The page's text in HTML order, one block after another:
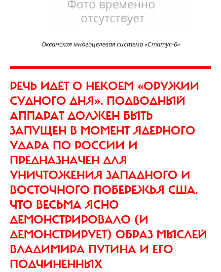
Океанская многоцелевая система«Статус-6»
РЕЧЬ ИДЕТ О НЕКОЕМ «ОРУЖИИ
СУДНОГО ДНЯ». ПОДВОДНЫЙ
АППАРАТ ДОЛЖЕН БЫТЬ
ЗАПУЩЕН В МОМЕНТ ЯДЕРНОГО
УДАРА ПО РОССИИ И
ПРЕДНАЗНАЧЕН ДЛЯ
УНИЧТОЖЕНИЯ ЗАПАДНОГО И
ВОСТОЧНОГО ПОБЕРЕЖЬЯ США.
ЧТО ВЕСЬМА ЯСНО
ДЕМОНСТРИРОВАЛО (И
ДЕМОНСТРИРУЕТ) ОБРАЗ МЫСЛЕЙ
ВЛАДИМИРА ПУТИНА И ЕГО
ПОДЧИНЕННЫХ